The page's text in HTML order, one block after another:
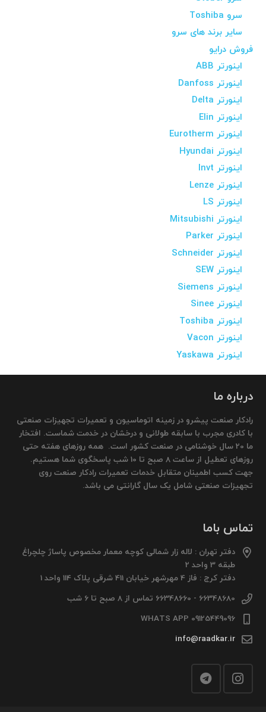
سرو Toshiba
سایر برند های سرو
فروش درایو
اینورتر ABB
اینورتر Danfoss
اینورتر Delta
اینورتر Elin
اینورتر Eurotherm
اینورتر Hyundai
اینورتر Invt
اینورتر Lenze
اینورتر LS
اینورتر Mitsubishi
اینورتر Parker
اینورتر Schneider
اینورتر SEW
اینورتر Siemens
اینورتر Sinee
اینورتر Toshiba
اینورتر Vacon
اینورتر Yaskawa
درباره ما
رادکار صنعت پیشرو در زمینه اتوماسیون و تعمیرات تجهیزات صنعتی
با کادری مجرب با سابقه طولانی و درخشان در خدمت شماست. افتخار
ما 20 سال خوشنامی در صنعت کشور است. همه روزهای هفته حتی
روزهای تعطیل از ساعت 8 صبح تا 10 شب پاسخگوی شما هستیم.
جهت کسب اطمینان متقابل خدمات تعمیرات رادکار صنعت روی
تجهیزات صنعتی شامل یک سال گارانتی می باشد.
تماس باما
دفتر تهران : لاله زار شمالی کوچه معمار مخصوص پاساژ چلچراغ
طبقه 3 واحد 2
دفتر کرج : فاز 4 مهرشهر خیابان 411 شرقی پلاک 114 واحد 1
66348680 - 66348660 تماس از 8 صبح تا 6 شب
09125449096 WHATS APP
info@raadkar.ir